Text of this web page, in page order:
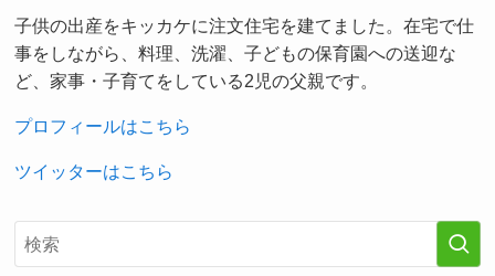
子供の出産をキッカケに注文住宅を建てました。在宅で仕
事をしながら、料理、洗濯、子どもの保育園への送迎な
ど、家事・子育てをしている2児の父親です。
プロフィールはこちら
ツイッターはこちら